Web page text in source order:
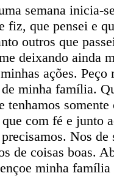
semana inicia-
fiz, que pensei e
outros que
deixando ainda
ações.
minha família.
somente
com fé e junto
Nos
de coisas boas.
minha família